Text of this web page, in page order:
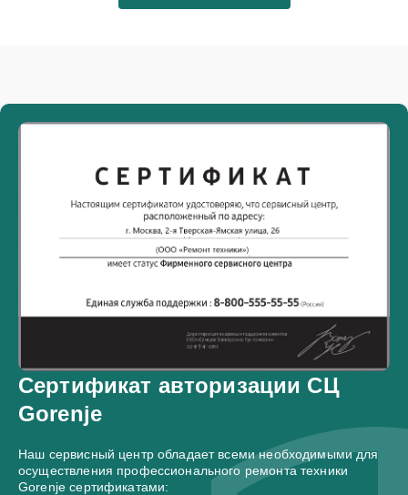
Сертификат авторизации СЦ
Gorenje
Наш сервисный центр обладает всеми необходимыми для
осуществления профессионального ремонта техники
Gorenje сертификатами: